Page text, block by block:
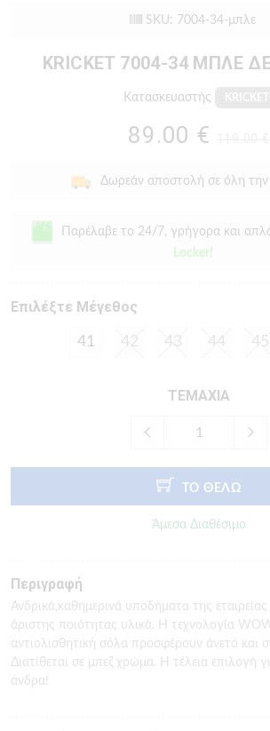
SKU: 7004-34-μπλε
KRICKET 7004-34 ΜΠΛΕ
Κατασκευαστής
89.00 €
Δωρεάν αποστολή σε όλη
Παρέλαβε το 24/7, γρήγορα και
Locker!
Eπιλέξτε Μέγεθος
41 42 43 44 45
ΤΕΜΑΧΙΑ
ΤΟ ΘΕΛΩ
Άμεσα Διαθέσιμο
Περιγραφή
Ανδρικά,καθημερινά υποδήματα της
άριστης ποιότητας υλικά. Η τεχνολογία
αντιολισθητική σόλα προσφέρουν άνετο και
Διατίθεται σε μπεζ χρώμα. Η τέλεια επιλογή
άνδρα!